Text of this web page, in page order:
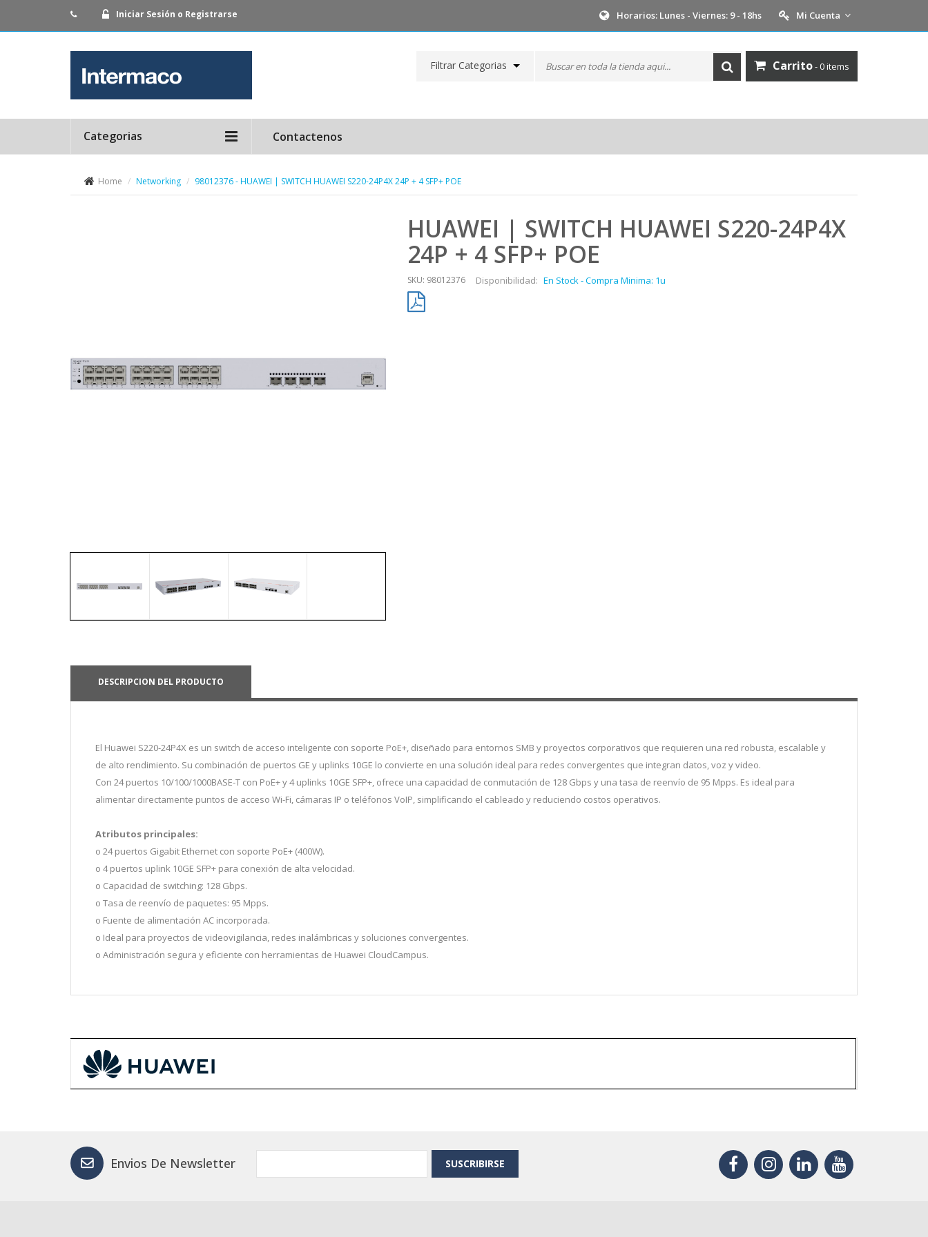
Iniciar Sesión o Registrarse Horarios: Lunes - Viernes: 9 - 18hs Mi Cuenta
Filtrar Categorias Carrito- 0 items
Categorias Contactenos
Home Networking 98012376 - HUAWEI | SWITCH HUAWEI S220-24P4X 24P + 4 SFP+ POE
HUAWEI | SWITCH HUAWEI S220-24P4X
24P + 4 SFP+ POE
SKU: 98012376 Disponibilidad: En Stock - Compra Minima: 1u
DESCRIPCION DEL PRODUCTO
El Huawei S220-24P4X es un switch de acceso inteligente con soporte PoE+, diseñado para entornos SMB y proyectos corporativos que requieren una red robusta, escalable y
de alto rendimiento. Su combinación de puertos GE y uplinks 10GE lo convierte en una solución ideal para redes convergentes que integran datos, voz y video.
Con 24 puertos 10/100/1000BASE-T con PoE+ y 4 uplinks 10GE SFP+, ofrece una capacidad de conmutación de 128 Gbps y una tasa de reenvío de 95 Mpps. Es ideal para
alimentar directamente puntos de acceso Wi-Fi, cámaras IP o teléfonos VoIP, simplificando el cableado y reduciendo costos operativos.
Atributos principales:
o 24 puertos Gigabit Ethernet con soporte PoE+ (400W).
o 4 puertos uplink 10GE SFP+ para conexión de alta velocidad.
o Capacidad de switching: 128 Gbps.
o Tasa de reenvío de paquetes: 95 Mpps.
o Fuente de alimentación AC incorporada.
o Ideal para proyectos de videovigilancia, redes inalámbricas y soluciones convergentes.
o Administración segura y eficiente con herramientas de Huawei CloudCampus.
Envios De Newsletter SUSCRIBIRSE